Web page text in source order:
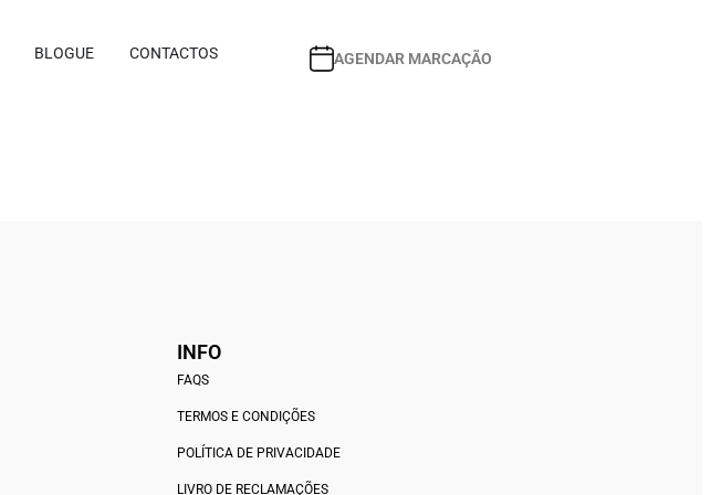
BLOGUE CONTACTOS AGENDAR MARCAÇÃO
INFO
FAQS
TERMOS E CONDIÇÕES
POLÍTICA DE PRIVACIDADE
LIVRO DE RECLAMAÇÕES